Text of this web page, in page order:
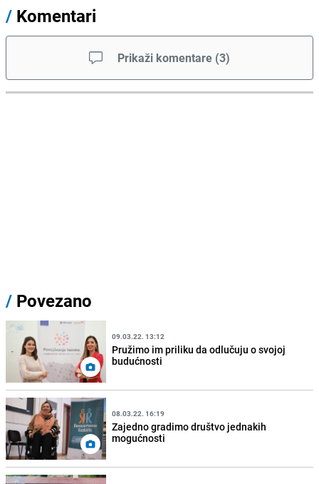
/ Komentari
Prikaži komentare (3)
/ Povezano
09.03.22. 13:12
Pružimo im priliku da odlučuju o svojoj
budućnosti
08.03.22. 16:19
Zajedno gradimo društvo jednakih
mogućnosti